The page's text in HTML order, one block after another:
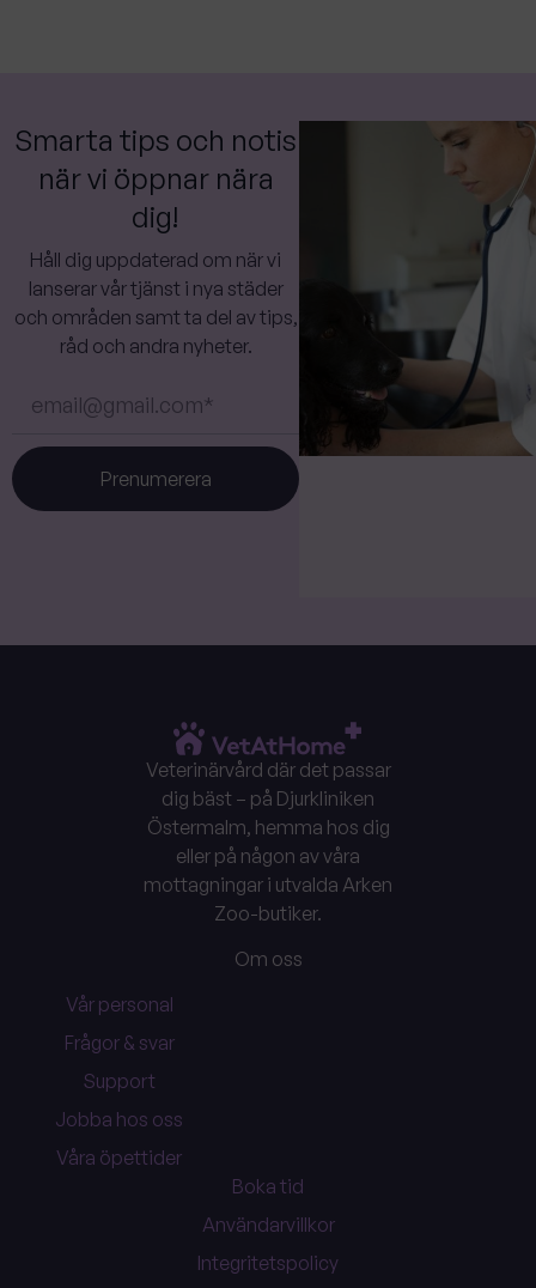
Smarta tips och notis
när vi öppnar nära
dig!
Håll dig uppdaterad om när vi
lanserar vår tjänst i nya städer
och områden samt ta del av tips,
råd och andra nyheter.
Prenumerera
Veterinärvård där det passar
dig bäst – på Djurkliniken
Östermalm, hemma hos dig
eller på någon av våra
mottagningar i utvalda Arken
Zoo-butiker.
Om oss
Vår personal
Frågor & svar
Support
Jobba hos oss
Våra öpettider
Boka tid
Användarvillkor
Integritetspolicy